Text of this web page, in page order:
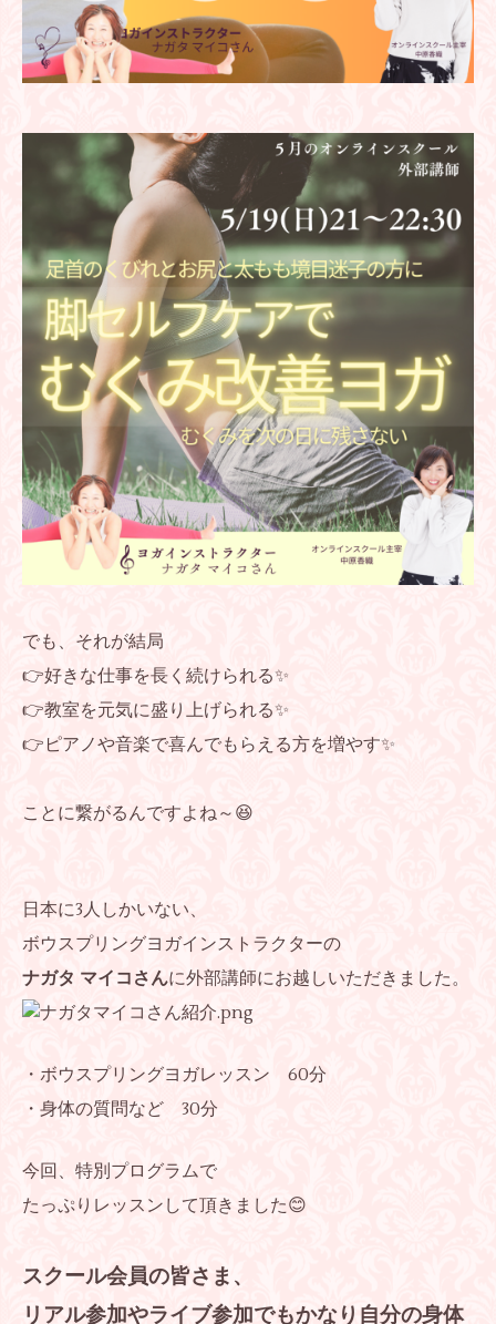
でも、それが結局
👉️好きな仕事を長く続けられる✨
👉️教室を元気に盛り上げられる✨
👉️ピアノや音楽で喜んでもらえる方を増やす✨
ことに繋がるんですよね～😆
日本に3人しかいない、
ボウスプリングヨガインストラクターの
ナガタ マイコさんに外部講師にお越しいただきました。
・ボウスプリングヨガレッスン 60分
・身体の質問など 30分
今回、特別プログラムで
たっぷりレッスンして頂きました😊
スクール会員の皆さま、
リアル参加やライブ参加でもかなり自分の身体